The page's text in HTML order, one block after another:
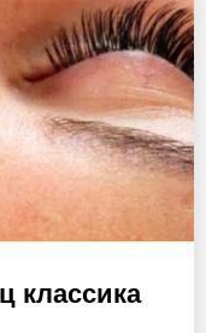
классика